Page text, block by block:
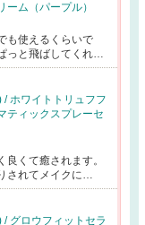
ーム（パープル）
も使えるくらいで
っと飛ばしてくれ…
/ ホワイトトリュフフ
ティックスプレーセ
良くて癒されます。
されてメイクに…
グロウフィットセラ